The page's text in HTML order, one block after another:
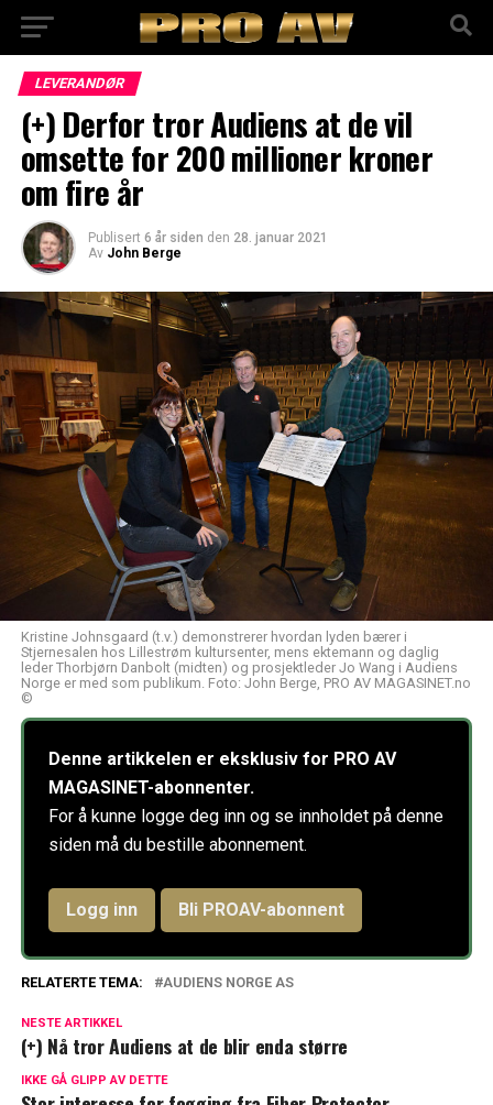
LEVERANDØR
(+) Derfor tror Audiens at de vil
omsette for 200 millioner kroner
om fire år
Publisert 6 år siden den 28. januar 2021
Av John Berge
Kristine Johnsgaard (t.v.) demonstrerer hvordan lyden bærer i
Stjernesalen hos Lillestrøm kultursenter, mens ektemann og daglig
leder Thorbjørn Danbolt (midten) og prosjektleder Jo Wang i Audiens
Norge er med som publikum. Foto: John Berge, PRO AV MAGASINET.no
©
Denne artikkelen er eksklusiv for PRO AV
MAGASINET-abonnenter.
For å kunne logge deg inn og se innholdet på denne
siden må du bestille abonnement.
Logg inn Bli PROAV-abonnent
RELATERTE TEMA: AUDIENS NORGE AS
NESTE ARTIKKEL
(+) Nå tror Audiens at de blir enda større
IKKE GÅ GLIPP AV DETTE